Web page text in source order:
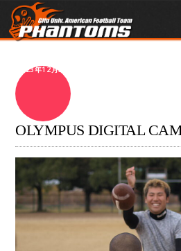
2023年12月3日
OLYMPUS DIGITAL